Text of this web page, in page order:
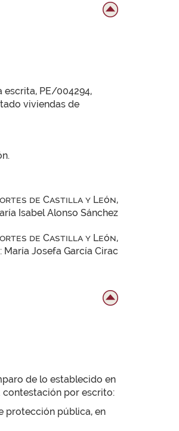
escrita, PE/004294,
viviendas de
de Castilla y León,
Isabel Alonso Sánchez
de Castilla y León,
María Josefa García Cirac
de lo establecido en
contestación por escrito:
protección pública, en